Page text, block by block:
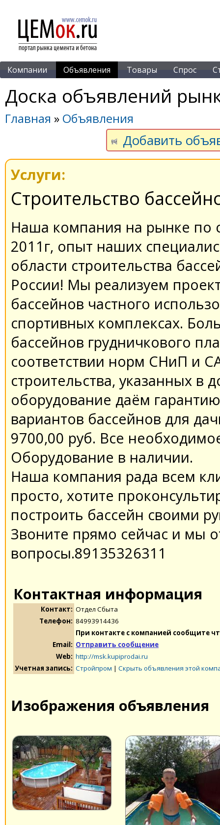
Компании Объявления Товары Спрос
Доска объявлений
Главная » Объявления
Добавить
Услуги:
Строительство
Наша компания на рынке по
2011г, опыт наших
области строительства
России! Мы реализуем
бассейнов частного
спортивных комплексах.
бассейнов грудничкового
соответствии норм СНиП и
строительства, указанных в
оборудование даём
вариантов бассейнов для
9700,00 руб. Все
Оборудование в наличии.
Наша компания рада всем
просто, хотите
построить бассейн своими
Звоните прямо сейчас и мы
вопросы.89135326311
Контактная информация
Контакт: Отдел Сбыта
Телефон: 84993914436
При контакте с компанией сообщите
Email: Отправить сообщение
Web: http://msk.kupiprodai.ru
Учетная запись: Стройпром | Скрыть объявления этой
Изображения объявления